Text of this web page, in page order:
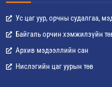
Ус цаг уур, орчны судалгаа,
Байгаль орчин хэмжилзүйн
Архив мэдээллийн сан
Нислэгийн цаг уурын төв